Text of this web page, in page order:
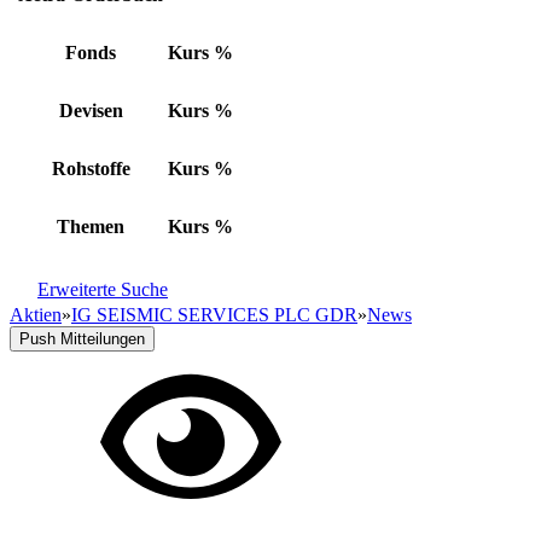
Fonds Kurs %
Devisen Kurs %
Rohstoffe Kurs %
Themen Kurs %
Erweiterte Suche
Aktien»IG SEISMIC SERVICES PLC GDR»News
Push Mitteilungen